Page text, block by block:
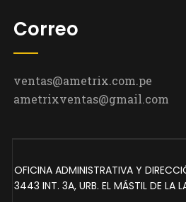
Correo
ventas@ametrix.com.pe
ametrixventas@gmail.com
OFICINA ADMINISTRATIVA Y
3443 INT. 3A, URB. EL MÁSTIL DE LA